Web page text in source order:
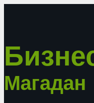
Магадан